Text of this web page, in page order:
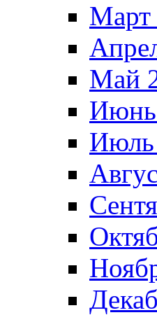
Март
Май
Июнь
Июль